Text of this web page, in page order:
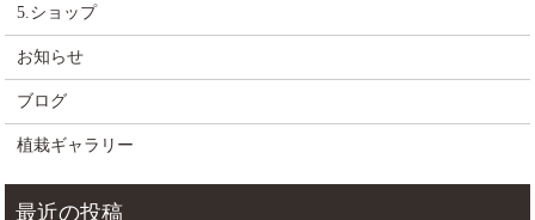
5.ショップ
お知らせ
ブログ
植栽ギャラリー